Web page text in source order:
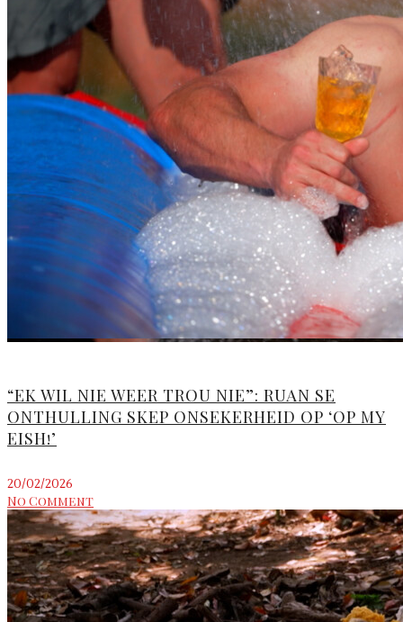
“EK WIL NIE WEER TROU NIE”: RUAN SE
ONTHULLING SKEP ONSEKERHEID OP ‘OP MY
EISH!’
20/02/2026
No Comment